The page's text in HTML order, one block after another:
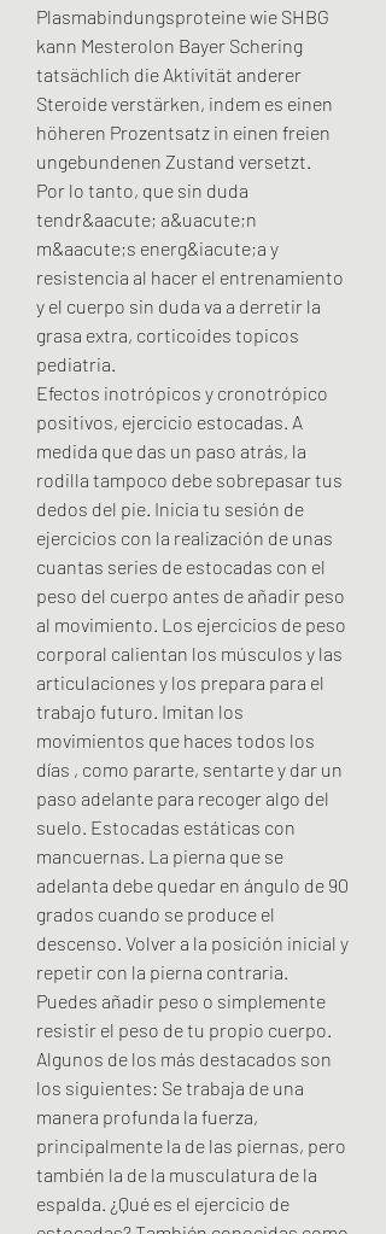
Plasmabindungsproteine ​​wie SHBG
kann Mesterolon Bayer Schering
tatsächlich die Aktivität anderer
Steroide verstärken, indem es einen
höheren Prozentsatz in einen freien
ungebundenen Zustand versetzt.
Por lo tanto, que sin duda
tendr&aacute; a&uacute;n
m&aacute;s energ&iacute;a y
resistencia al hacer el entrenamiento
y el cuerpo sin duda va a derretir la
grasa extra, corticoides topicos
pediatria.
Efectos inotrópicos y cronotrópico
positivos, ejercicio estocadas. A
medida que das un paso atrás, la
rodilla tampoco debe sobrepasar tus
dedos del pie. Inicia tu sesión de
ejercicios con la realización de unas
cuantas series de estocadas con el
peso del cuerpo antes de añadir peso
al movimiento. Los ejercicios de peso
corporal calientan los músculos y las
articulaciones y los prepara para el
trabajo futuro. Imitan los
movimientos que haces todos los
días , como pararte, sentarte y dar un
paso adelante para recoger algo del
suelo. Estocadas estáticas con
mancuernas. La pierna que se
adelanta debe quedar en ángulo de 90
grados cuando se produce el
descenso. Volver a la posición inicial y
repetir con la pierna contraria.
Puedes añadir peso o simplemente
resistir el peso de tu propio cuerpo.
Algunos de los más destacados son
los siguientes: Se trabaja de una
manera profunda la fuerza,
principalmente la de las piernas, pero
también la de la musculatura de la
espalda. ¿Qué es el ejercicio de